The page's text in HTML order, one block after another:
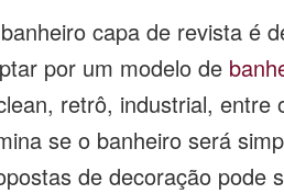
capa de revista é
por um modelo de
retrô, industrial,
se o banheiro será
de decoração pode